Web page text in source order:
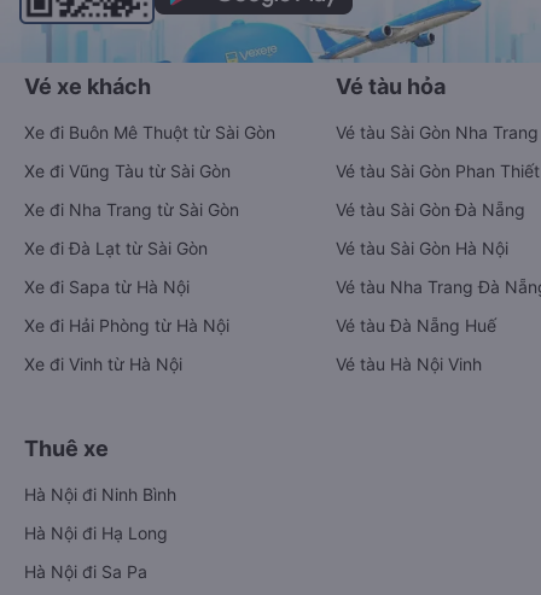
Vé xe khách
Xe đi Buôn Mê Thuột từ Sài Gòn
Xe đi Vũng Tàu từ Sài Gòn
Xe đi Nha Trang từ Sài Gòn
Xe đi Đà Lạt từ Sài Gòn
Xe đi Sapa từ Hà Nội
Xe đi Hải Phòng từ Hà Nội
Xe đi Vinh từ Hà Nội
Vé tàu hỏa
Vé tàu Sài Gòn Nha Trang
Vé tàu Sài Gòn Phan Thiết
Vé tàu Sài Gòn Đà Nẵng
Vé tàu Sài Gòn Hà Nội
Vé tàu Nha Trang Đà
Vé tàu Đà Nẵng Huế
Vé tàu Hà Nội Vinh
Thuê xe
Hà Nội đi Ninh Bình
Hà Nội đi Hạ Long
Hà Nội đi Sa Pa